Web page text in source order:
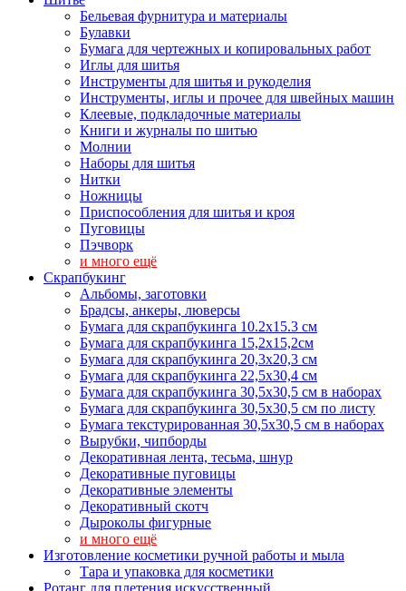
Бельевая фурнитура и материалы
Булавки
Бумага для чертежных и копировальных работ
Иглы для шитья
Инструменты для шитья и рукоделия
Инструменты, иглы и прочее для швейных машин
Клеевые, подкладочные материалы
Книги и журналы по шитью
Молнии
Наборы для шитья
Нитки
Ножницы
Приспособления для шитья и кроя
Пуговицы
Пэчворк
и много ещё
Скрапбукинг
Альбомы, заготовки
Брадсы, анкеры, люверсы
Бумага для скрапбукинга 10.2х15.3 см
Бумага для скрапбукинга 15,2х15,2см
Бумага для скрапбукинга 20,3х20,3 см
Бумага для скрапбукинга 22,5х30,4 см
Бумага для скрапбукинга 30,5х30,5 см в наборах
Бумага для скрапбукинга 30,5х30,5 см по листу
Бумага текстурированная 30,5х30,5 см в наборах
Вырубки, чипборды
Декоративная лента, тесьма, шнур
Декоративные пуговицы
Декоративные элементы
Декоративный скотч
Дыроколы фигурные
и много ещё
Изготовление косметики ручной работы и мыла
Тара и упаковка для косметики
Ротанг для плетения искусственный